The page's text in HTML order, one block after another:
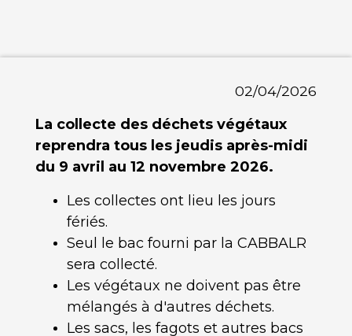
02/04/2026
La collecte des déchets végétaux
reprendra tous les jeudis après-midi
du 9 avril au 12 novembre 2026.
Les collectes ont lieu les jours
fériés.
Seul le bac fourni par la CABBALR
sera collecté.
Les végétaux ne doivent pas être
mélangés à d'autres déchets.
Les sacs, les fagots et autres bacs